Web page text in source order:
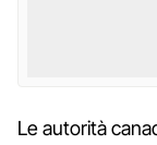
Le autorità